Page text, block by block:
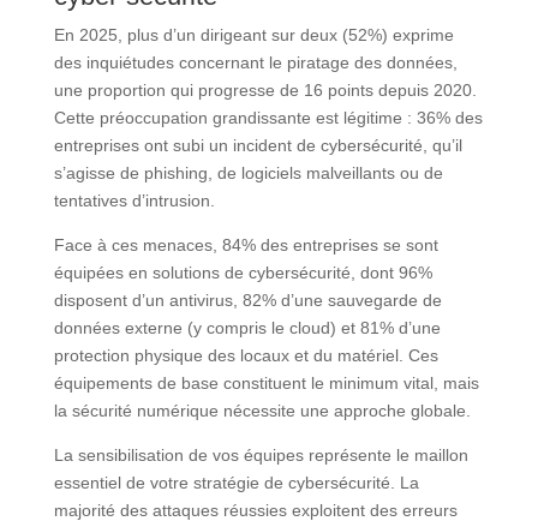
En 2025, plus d’un dirigeant sur deux (52%) exprime
des inquiétudes concernant le piratage des données,
une proportion qui progresse de 16 points depuis 2020.
Cette préoccupation grandissante est légitime : 36% des
entreprises ont subi un incident de cybersécurité, qu’il
s’agisse de phishing, de logiciels malveillants ou de
tentatives d’intrusion.
Face à ces menaces, 84% des entreprises se sont
équipées en solutions de cybersécurité, dont 96%
disposent d’un antivirus, 82% d’une sauvegarde de
données externe (y compris le cloud) et 81% d’une
protection physique des locaux et du matériel. Ces
équipements de base constituent le minimum vital, mais
la sécurité numérique nécessite une approche globale.
La sensibilisation de vos équipes représente le maillon
essentiel de votre stratégie de cybersécurité. La
majorité des attaques réussies exploitent des erreurs